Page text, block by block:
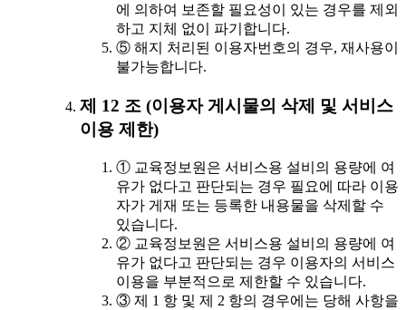
에 의하여 보존할 필요성이 있는 경우를 제외
하고 지체 없이 파기합니다.
⑤ 해지 처리된 이용자번호의 경우, 재사용이
불가능합니다.
제 12 조 (이용자 게시물의 삭제 및 서비스
이용 제한)
① 교육정보원은 서비스용 설비의 용량에 여
유가 없다고 판단되는 경우 필요에 따라 이용
자가 게재 또는 등록한 내용물을 삭제할 수
있습니다.
② 교육정보원은 서비스용 설비의 용량에 여
유가 없다고 판단되는 경우 이용자의 서비스
이용을 부분적으로 제한할 수 있습니다.
③ 제 1 항 및 제 2 항의 경우에는 당해 사항을